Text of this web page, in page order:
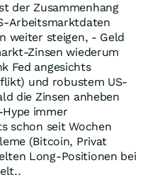
der Zusammenhang
Arbeitsmarktdaten
weiter steigen, - Geld
Zinsen wiederum
Fed angesichts
und robustem US-
die Zinsen anheben
immer
schon seit Wochen
(Bitcoin, Privat
Long-Positionen bei